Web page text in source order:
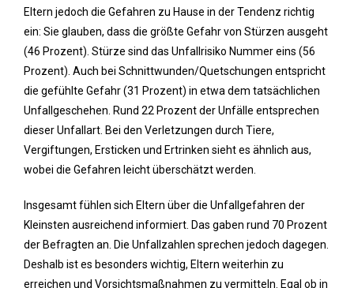
Eltern jedoch die Gefahren zu Hause in der Tendenz richtig
ein: Sie glauben, dass die größte Gefahr von Stürzen ausgeht
(46 Prozent). Stürze sind das Unfallrisiko Nummer eins (56
Prozent). Auch bei Schnittwunden/Quetschungen entspricht
die gefühlte Gefahr (31 Prozent) in etwa dem tatsächlichen
Unfallgeschehen. Rund 22 Prozent der Unfälle entsprechen
dieser Unfallart. Bei den Verletzungen durch Tiere,
Vergiftungen, Ersticken und Ertrinken sieht es ähnlich aus,
wobei die Gefahren leicht überschätzt werden.
Insgesamt fühlen sich Eltern über die Unfallgefahren der
Kleinsten ausreichend informiert. Das gaben rund 70 Prozent
der Befragten an. Die Unfallzahlen sprechen jedoch dagegen.
Deshalb ist es besonders wichtig, Eltern weiterhin zu
erreichen und Vorsichtsmaßnahmen zu vermitteln. Egal ob in